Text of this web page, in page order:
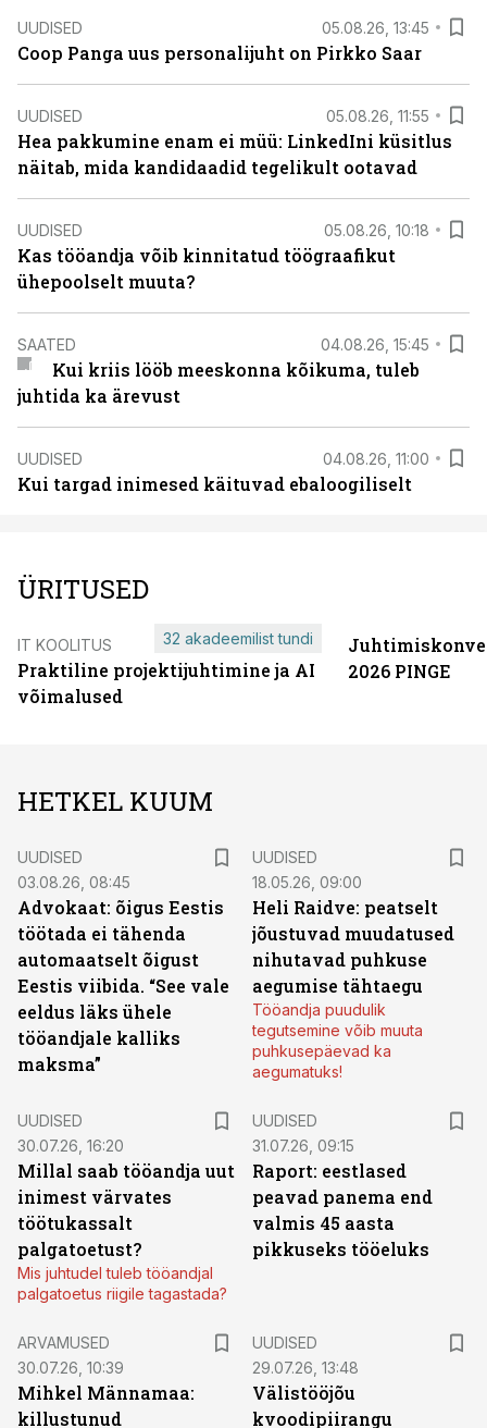
UUDISED 05.08.26, 13:45
Coop Panga uus personalijuht on Pirkko Saar
UUDISED 05.08.26, 11:55
Hea pakkumine enam ei müü: LinkedIni küsitlus
näitab, mida kandidaadid tegelikult ootavad
UUDISED 05.08.26, 10:18
Kas tööandja võib kinnitatud töögraafikut
ühepoolselt muuta?
SAATED 04.08.26, 15:45
Kui kriis lööb meeskonna kõikuma, tuleb
juhtida ka ärevust
UUDISED 04.08.26, 11:00
Kui targad inimesed käituvad ebaloogiliselt
ÜRITUSED
IT KOOLITUS
Praktiline projektijuhtimine ja AI
võimalused
32 akadeemilist tundi
2026 PINGE
HETKEL KUUM
UUDISED
03.08.26, 08:45
Advokaat: õigus Eestis
töötada ei tähenda
automaatselt õigust
Eestis viibida. “See vale
eeldus läks ühele
tööandjale kalliks
maksma”
UUDISED
18.05.26, 09:00
Heli Raidve: peatselt
jõustuvad muudatused
nihutavad puhkuse
aegumise tähtaegu
Tööandja puudulik
tegutsemine võib muuta
puhkusepäevad ka
aegumatuks!
UUDISED
30.07.26, 16:20
Millal saab tööandja uut
inimest värvates
töötukassalt
palgatoetust?
Mis juhtudel tuleb tööandjal
palgatoetus riigile tagastada?
UUDISED
31.07.26, 09:15
Raport: eestlased
peavad panema end
valmis 45 aasta
pikkuseks tööeluks
ARVAMUSED
30.07.26, 10:39
Mihkel Männamaa:
killustunud
UUDISED
29.07.26, 13:48
Välistööjõu
kvoodipiirangu